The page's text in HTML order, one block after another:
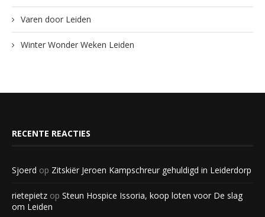
Varen door Leiden
Winter Wonder Weken Leiden
RECENTE REACTIES
Sjoerd op Zitskiër Jeroen Kampschreur gehuldigd in Leiderdorp
rietepietz op Steun Hospice Issoria, koop loten voor De slag
om Leiden